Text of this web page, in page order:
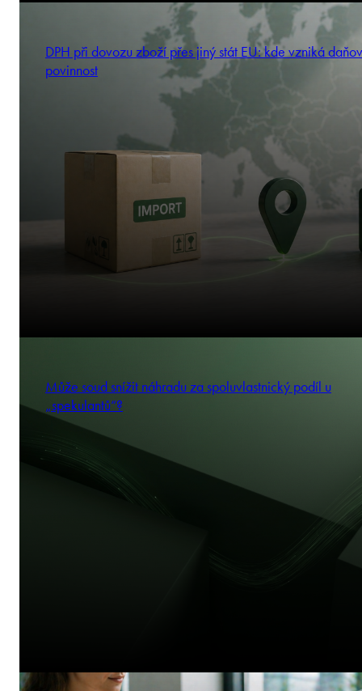
DPH při dovozu zboží přes jiný stát EU: kde vzniká
povinnost
Může soud snížit náhradu za spoluvlastnický podíl u
„spekulantů“?